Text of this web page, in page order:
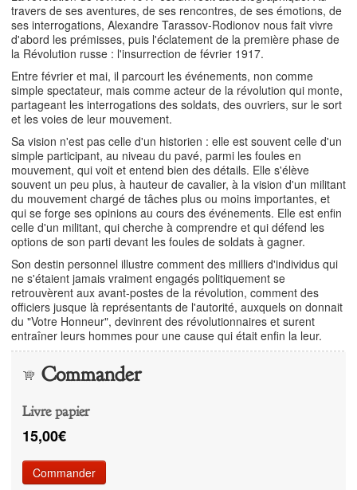
travers de ses aventures, de ses rencontres, de ses émotions, de
ses interrogations, Alexandre Tarassov-Rodionov nous fait vivre
d'abord les prémisses, puis l'éclatement de la première phase de
la Révolution russe : l'insurrection de février 1917.
Entre février et mai, il parcourt les événements, non comme
simple spectateur, mais comme acteur de la révolution qui monte,
partageant les interrogations des soldats, des ouvriers, sur le sort
et les voies de leur mouvement.
Sa vision n'est pas celle d'un historien : elle est souvent celle d'un
simple participant, au niveau du pavé, parmi les foules en
mouvement, qui voit et entend bien des détails. Elle s'élève
souvent un peu plus, à hauteur de cavalier, à la vision d'un militant
du mouvement chargé de tâches plus ou moins importantes, et
qui se forge ses opinions au cours des événements. Elle est enfin
celle d'un militant, qui cherche à comprendre et qui défend les
options de son parti devant les foules de soldats à gagner.
Son destin personnel illustre comment des milliers d'individus qui
ne s'étaient jamais vraiment engagés politiquement se
retrouvèrent aux avant-postes de la révolution, comment des
officiers jusque là représentants de l'autorité, auxquels on donnait
du "Votre Honneur", devinrent des révolutionnaires et surent
entraîner leurs hommes pour une cause qui était enfin la leur.
Commander
Livre papier
15,00€
Commander